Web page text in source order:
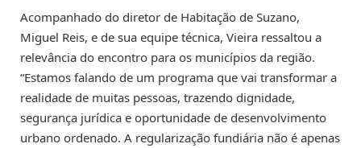
Acompanhado do diretor de Habitação de Suzano,
Miguel Reis, e de sua equipe técnica, Vieira ressaltou a
relevância do encontro para os municípios da região.
“Estamos falando de um programa que vai transformar a
realidade de muitas pessoas, trazendo dignidade,
segurança jurídica e oportunidade de desenvolvimento
urbano ordenado. A regularização fundiária não é apenas